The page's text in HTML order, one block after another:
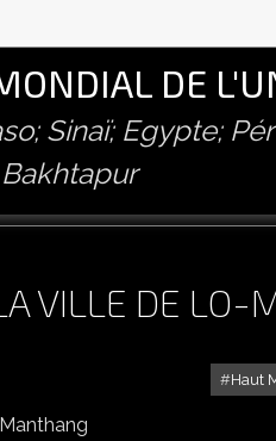
DE
Sinaï; Egypte;
VILLE DE LO-
Haut